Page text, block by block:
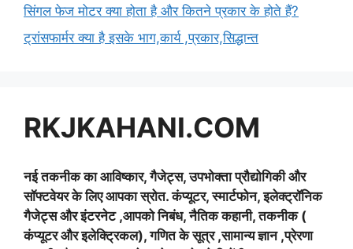
सिंगल फेज मोटर क्या होता है और कितने प्रकार के होते हैं?
ट्रांसफार्मर क्या है इसके भाग,कार्य ,प्रकार,सिद्धान्त
RKJKAHANI.COM
नई तकनीक का आविष्कार, गैजेट्स, उपभोक्ता प्रौद्योगिकी और
सॉफ्टवेयर के लिए आपका स्रोत. कंप्यूटर, स्मार्टफोन, इलेक्ट्रॉनिक
गैजेट्स और इंटरनेट ,आपको निबंध, नैतिक कहानी, तकनीक (
कंप्यूटर और इलेक्ट्रिकल), गणित के सूत्र ,सामान्य ज्ञान ,प्रेरणा